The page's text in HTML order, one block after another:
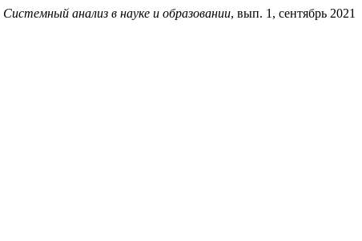
Системный анализ в науке и образовании, вып. 1, сентябрь 2021